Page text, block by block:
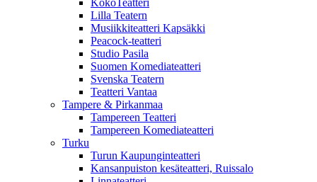
KokoTeatteri
Lilla Teatern
Musiikkiteatteri Kapsäkki
Peacock-teatteri
Studio Pasila
Suomen Komediateatteri
Svenska Teatern
Teatteri Vantaa
Tampere & Pirkanmaa
Tampereen Teatteri
Tampereen Komediateatteri
Turku
Turun Kaupunginteatteri
Kansanpuiston kesäteatteri, Ruissalo